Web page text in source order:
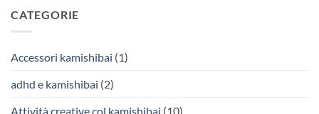
CATEGORIE
Accessori kamishibai (1)
adhd e kamishibai (2)
Attività creative col kamishibai (10)